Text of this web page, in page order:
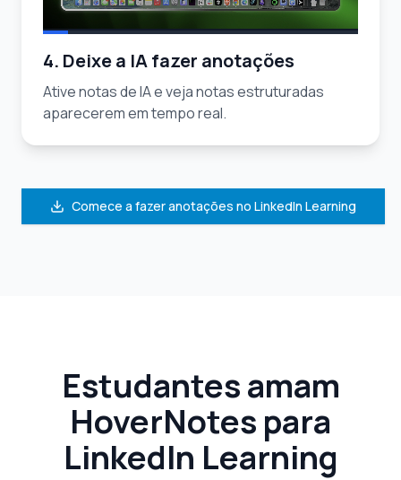
4. Deixe a IA fazer anotações
Ative notas de IA e veja notas estruturadas
aparecerem em tempo real.
Comece a fazer anotações no LinkedIn Learning
Estudantes amam
HoverNotes para
LinkedIn Learning